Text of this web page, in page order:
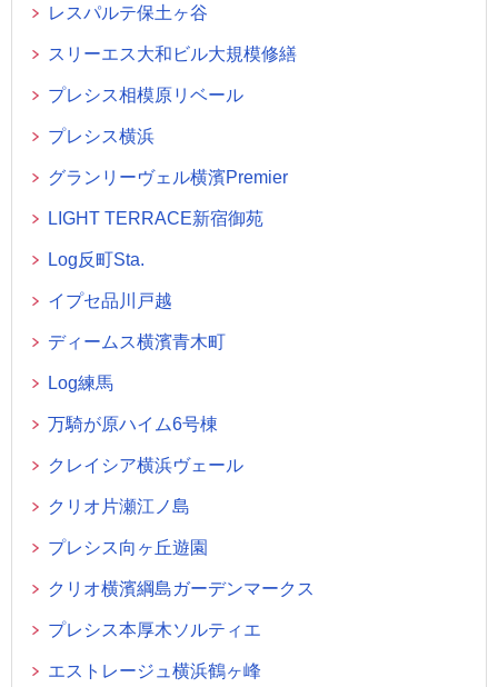
レスパルテ保土ヶ谷
スリーエス大和ビル大規模修繕
プレシス相模原リベール
プレシス横浜
グランリーヴェル横濱Premier
LIGHT TERRACE新宿御苑
Log反町Sta.
イプセ品川戸越
ディームス横濱青木町
Log練馬
万騎が原ハイム6号棟
クレイシア横浜ヴェール
クリオ片瀬江ノ島
プレシス向ヶ丘遊園
クリオ横濱綱島ガーデンマークス
プレシス本厚木ソルティエ
エストレージュ横浜鶴ヶ峰